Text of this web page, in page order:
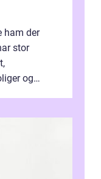
ham der
stor
og